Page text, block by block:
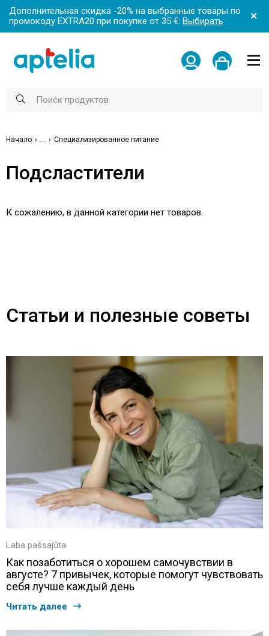
Дополнительная скидка -20% на выбранные товары по
промокоду EXTRA20 при покупке от 35 €: Выбирать
Начало Специализированное питание
Подсластители
К сожалению, в данной категории нет товаров.
Статьи и полезные советы
Laba pašsajūta
Как позаботиться о хорошем самочувствии в
августе? 7 привычек, которые помогут чувствовать
себя лучше каждый день
Читать далее